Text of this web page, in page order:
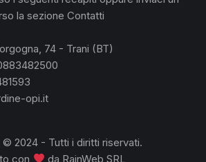
la sezione Contatti
74 - Trani (BT)
opi.it
© 2024 - Tutti i diritti riservati.
con
da RainWeb SRL